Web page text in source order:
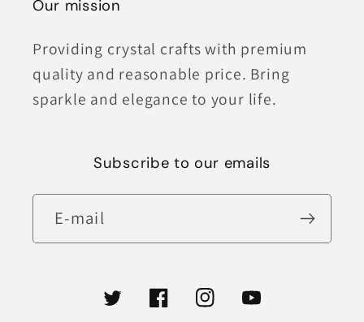
Our mission
Providing crystal crafts with premium
quality and reasonable price. Bring
sparkle and elegance to your life.
Subscribe to our emails
E-mail
TwitterFacebookInstagramYouTube